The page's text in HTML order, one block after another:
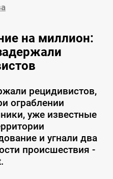
на миллион:
рецидивистов,
ограблении
уже известные
и угнали два
происшествия -